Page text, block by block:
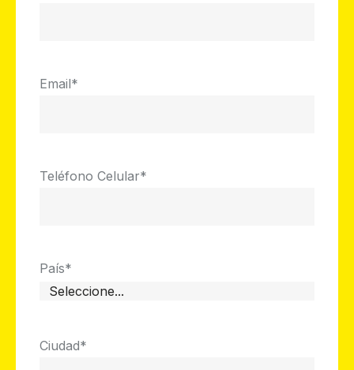
Email*
Teléfono Celular*
País*
Ciudad*